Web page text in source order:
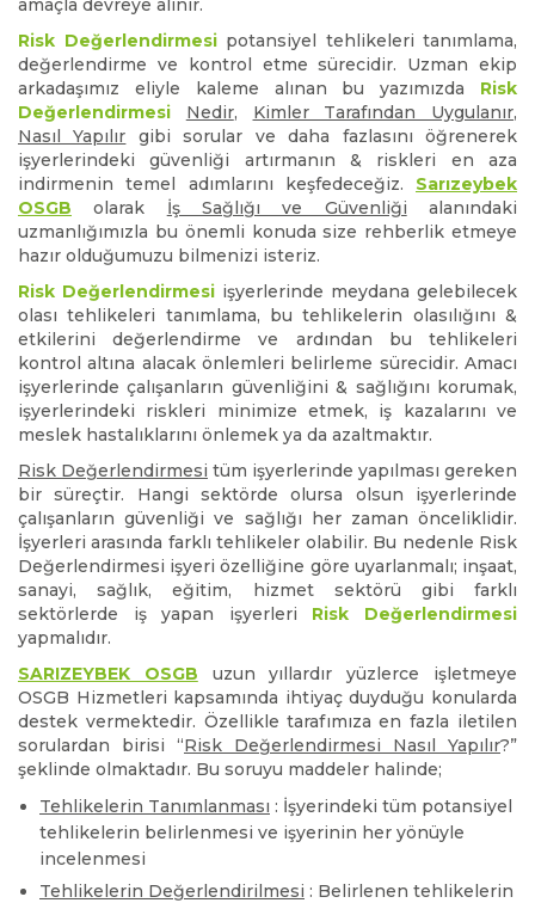
amaçla devreye alınır.
Risk Değerlendirmesipotansiyel tehlikeleri tanımlama,
değerlendirme ve kontrol etme sürecidir. Uzman ekip
arkadaşımız eliyle kaleme alınan bu yazımızda Risk
Değerlendirmesi
Nedir, Kimler Tarafından Uygulanır,
Nasıl Yapılır gibi sorular ve daha fazlasını öğrenerek
işyerlerindeki güvenliği artırmanın & riskleri en aza
indirmenin temel adımlarını keşfedeceğiz. Sarızeybek
OSGB olarak İş Sağlığı ve Güvenliği alanındaki
uzmanlığımızla bu önemli konuda size rehberlik etmeye
hazır olduğumuzu bilmenizi isteriz.
Risk Değerlendirmesi işyerlerinde meydana gelebilecek
olası tehlikeleri tanımlama, bu tehlikelerin olasılığını &
etkilerini değerlendirme ve ardından bu tehlikeleri
kontrol altına alacak önlemleri belirleme sürecidir. Amacı
işyerlerinde çalışanların güvenliğini & sağlığını korumak,
işyerlerindeki riskleri minimize etmek, iş kazalarını ve
meslek hastalıklarını önlemek ya da azaltmaktır.
Risk Değerlendirmesi tüm işyerlerinde yapılması gereken
bir süreçtir. Hangi sektörde olursa olsun işyerlerinde
çalışanların güvenliği ve sağlığı her zaman önceliklidir.
İşyerleri arasında farklı tehlikeler olabilir. Bu nedenle Risk
Değerlendirmesi işyeri özelliğine göre uyarlanmalı; inşaat,
sanayi, sağlık, eğitim, hizmet sektörü gibi farklı
sektörlerde iş yapan işyerleri Risk Değerlendirmesi
yapmalıdır.
SARIZEYBEK OSGB uzun yıllardır yüzlerce işletmeye
OSGB Hizmetleri kapsamında ihtiyaç duyduğu konularda
destek vermektedir. Özellikle tarafımıza en fazla iletilen
sorulardan birisi “Risk Değerlendirmesi Nasıl Yapılır?”
şeklinde olmaktadır. Bu soruyu maddeler halinde;
Tehlikelerin Tanımlanması : İşyerindeki tüm potansiyel
tehlikelerin belirlenmesi ve işyerinin her yönüyle
incelenmesi
Tehlikelerin Değerlendirilmesi : Belirlenen tehlikelerin